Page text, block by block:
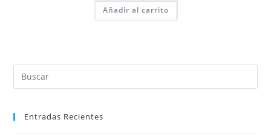
Añadir al carrito
Entradas Recientes